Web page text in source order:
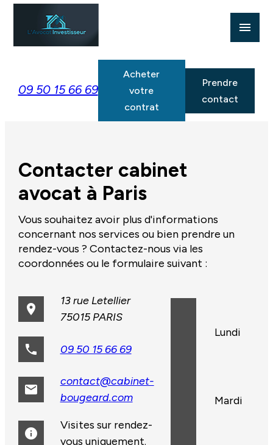
menu
09 50 15 66 69
Acheter
votre
contrat
Prendre
contact
Contacter cabinet
avocat à Paris
Vous souhaitez avoir plus d'informations
concernant nos services ou bien prendre un
rendez-vous ? Contactez-nous via les
coordonnées ou le formulaire suivant :
place
13 rue Letellier
75015 PARIS
phone 09 50 15 66 69
email
contact@cabinet-
bougeard.com
info
Visites sur rendez-
vous uniquement.
Lundi
Mardi